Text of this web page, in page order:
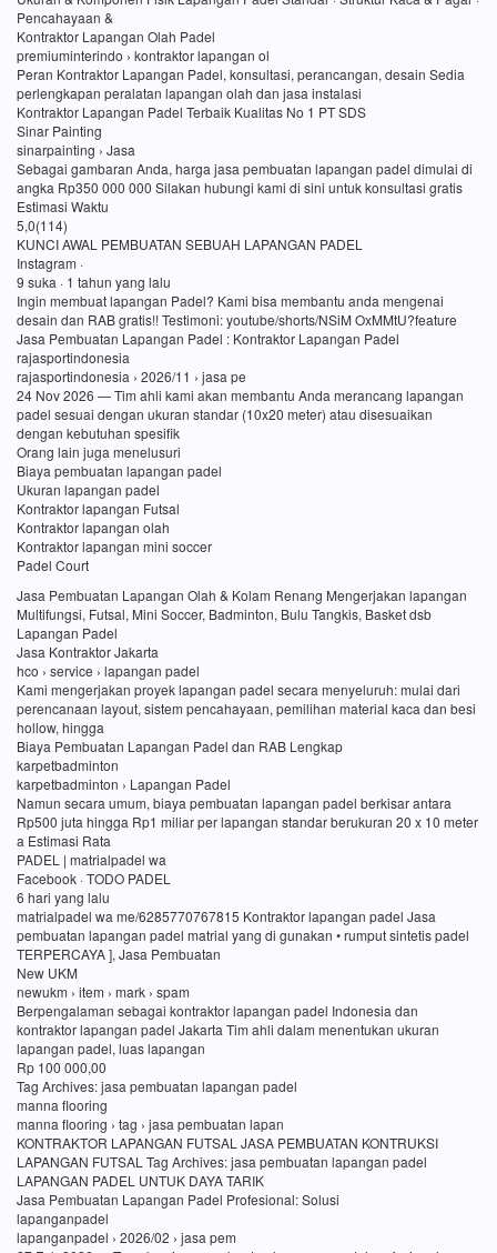
Pencahayaan &
Kontraktor Lapangan Olah Padel
premiuminterindo › kontraktor lapangan ol
Peran Kontraktor Lapangan Padel, konsultasi, perancangan, desain Sedia
perlengkapan peralatan lapangan olah dan jasa instalasi
Kontraktor Lapangan Padel Terbaik Kualitas No 1 PT SDS
Sinar Painting
sinarpainting › Jasa
Sebagai gambaran Anda, harga jasa pembuatan lapangan padel dimulai di
angka Rp350 000 000 Silakan hubungi kami di sini untuk konsultasi gratis
Estimasi Waktu
5,0(114)
KUNCI AWAL PEMBUATAN SEBUAH LAPANGAN PADEL
Instagram ·
9 suka · 1 tahun yang lalu
Ingin membuat lapangan Padel? Kami bisa membantu anda mengenai
desain dan RAB gratis!! Testimoni: youtube/shorts/NSiM OxMMtU?feature
Jasa Pembuatan Lapangan Padel : Kontraktor Lapangan Padel
rajasportindonesia
rajasportindonesia › 2026/11 › jasa pe
24 Nov 2026 — Tim ahli kami akan membantu Anda merancang lapangan
padel sesuai dengan ukuran standar (10x20 meter) atau disesuaikan
dengan kebutuhan spesifik
Orang lain juga menelusuri
Biaya pembuatan lapangan padel
Ukuran lapangan padel
Kontraktor lapangan Futsal
Kontraktor lapangan olah
Kontraktor lapangan mini soccer
Padel Court
Jasa Pembuatan Lapangan Olah & Kolam Renang Mengerjakan lapangan
Multifungsi, Futsal, Mini Soccer, Badminton, Bulu Tangkis, Basket dsb
Lapangan Padel
Jasa Kontraktor Jakarta
hco › service › lapangan padel
Kami mengerjakan proyek lapangan padel secara menyeluruh: mulai dari
perencanaan layout, sistem pencahayaan, pemilihan material kaca dan besi
hollow, hingga
Biaya Pembuatan Lapangan Padel dan RAB Lengkap
karpetbadminton
karpetbadminton › Lapangan Padel
Namun secara umum, biaya pembuatan lapangan padel berkisar antara
Rp500 juta hingga Rp1 miliar per lapangan standar berukuran 20 x 10 meter
a Estimasi Rata
PADEL | matrialpadel wa
Facebook · TODO PADEL
6 hari yang lalu
matrialpadel wa me/6285770767815 Kontraktor lapangan padel Jasa
pembuatan lapangan padel matrial yang di gunakan • rumput sintetis padel
TERPERCAYA ], Jasa Pembuatan
New UKM
newukm › item › mark › spam
Berpengalaman sebagai kontraktor lapangan padel Indonesia dan
kontraktor lapangan padel Jakarta Tim ahli dalam menentukan ukuran
lapangan padel, luas lapangan
Rp 100 000,00
Tag Archives: jasa pembuatan lapangan padel
manna flooring
manna flooring › tag › jasa pembuatan lapan
KONTRAKTOR LAPANGAN FUTSAL JASA PEMBUATAN KONTRUKSI
LAPANGAN FUTSAL Tag Archives: jasa pembuatan lapangan padel
LAPANGAN PADEL UNTUK DAYA TARIK
Jasa Pembuatan Lapangan Padel Profesional: Solusi
lapanganpadel
lapanganpadel › 2026/02 › jasa pem